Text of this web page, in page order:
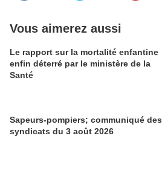
Vous aimerez aussi
Le rapport sur la mortalité enfantine
enfin déterré par le ministère de la
Santé
Sapeurs-pompiers; communiqué des
syndicats du 3 août 2026